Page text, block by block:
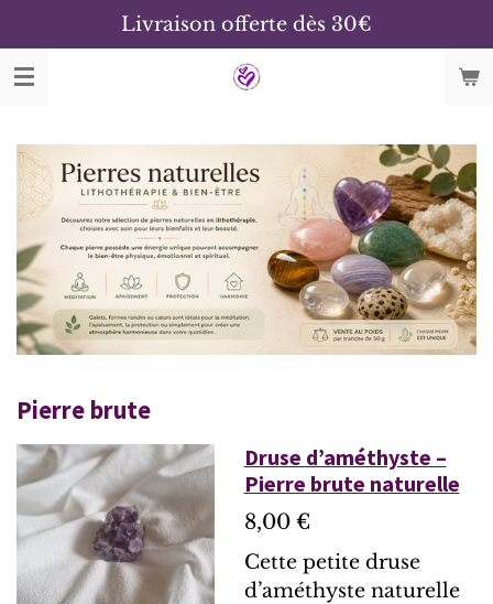
au
contenu
Livraison offerte dès 30€
Pierre brute
Druse d’améthyste –
Pierre brute naturelle
8,00 €
Cette petite druse
d’améthyste naturelle